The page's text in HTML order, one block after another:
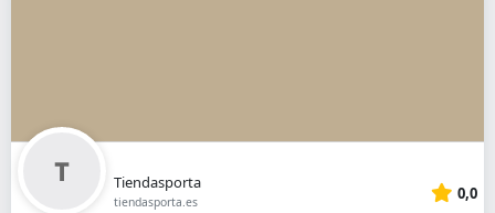
Tiendasporta
tiendasporta.es 0,0